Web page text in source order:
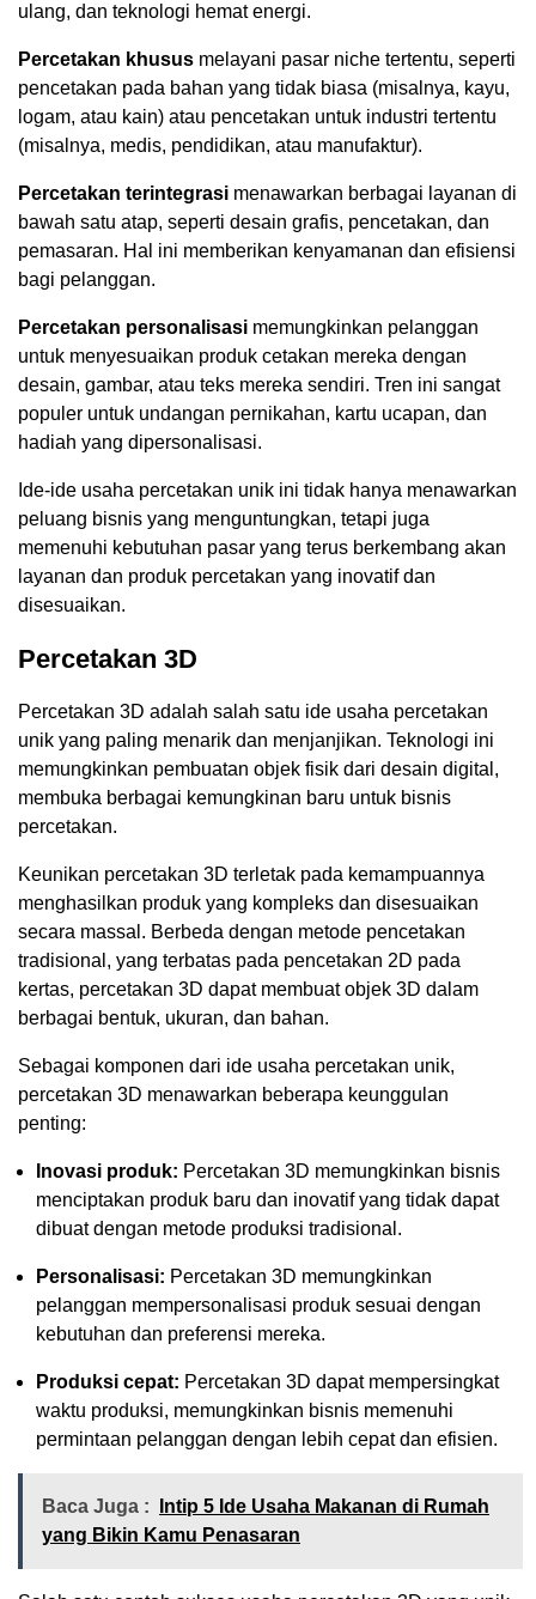
ulang, dan teknologi hemat energi.
Percetakan khusus melayani pasar niche tertentu, seperti
pencetakan pada bahan yang tidak biasa (misalnya, kayu,
logam, atau kain) atau pencetakan untuk industri tertentu
(misalnya, medis, pendidikan, atau manufaktur).
Percetakan terintegrasi menawarkan berbagai layanan di
bawah satu atap, seperti desain grafis, pencetakan, dan
pemasaran. Hal ini memberikan kenyamanan dan efisiensi
bagi pelanggan.
Percetakan personalisasi memungkinkan pelanggan
untuk menyesuaikan produk cetakan mereka dengan
desain, gambar, atau teks mereka sendiri. Tren ini sangat
populer untuk undangan pernikahan, kartu ucapan, dan
hadiah yang dipersonalisasi.
Ide-ide usaha percetakan unik ini tidak hanya menawarkan
peluang bisnis yang menguntungkan, tetapi juga
memenuhi kebutuhan pasar yang terus berkembang akan
layanan dan produk percetakan yang inovatif dan
disesuaikan.
Percetakan 3D
Percetakan 3D adalah salah satu ide usaha percetakan
unik yang paling menarik dan menjanjikan. Teknologi ini
memungkinkan pembuatan objek fisik dari desain digital,
membuka berbagai kemungkinan baru untuk bisnis
percetakan.
Keunikan percetakan 3D terletak pada kemampuannya
menghasilkan produk yang kompleks dan disesuaikan
secara massal. Berbeda dengan metode pencetakan
tradisional, yang terbatas pada pencetakan 2D pada
kertas, percetakan 3D dapat membuat objek 3D dalam
berbagai bentuk, ukuran, dan bahan.
Sebagai komponen dari ide usaha percetakan unik,
percetakan 3D menawarkan beberapa keunggulan
penting:
Inovasi produk: Percetakan 3D memungkinkan bisnis
menciptakan produk baru dan inovatif yang tidak dapat
dibuat dengan metode produksi tradisional.
Personalisasi: Percetakan 3D memungkinkan
pelanggan mempersonalisasi produk sesuai dengan
kebutuhan dan preferensi mereka.
Produksi cepat: Percetakan 3D dapat mempersingkat
waktu produksi, memungkinkan bisnis memenuhi
permintaan pelanggan dengan lebih cepat dan efisien.
Baca Juga :
Intip 5 Ide Usaha Makanan di Rumah
yang Bikin Kamu Penasaran